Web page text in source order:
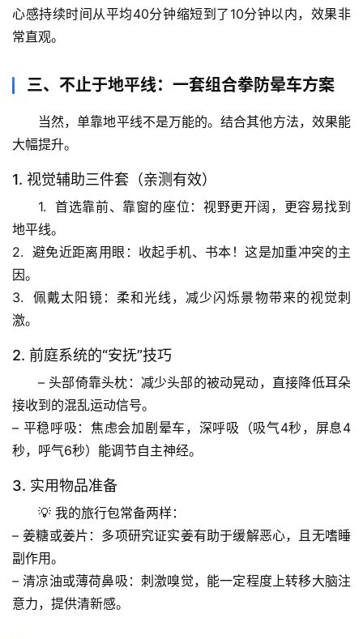
物
奥
历
史
宇
宙
天
文
生
科
科
技
心
理
驿
心感持续时间从平均40分钟缩短到了10分钟以内，效果非
常直观。
三、不止于地平线：一套组合拳防晕车方案
当然，单靠地平线不是万能的。结合其他方法，效果能
大幅提升。
1. 视觉辅助三件套（亲测有效）
1. 首选靠前、靠窗的座位 ：视野更开阔，更容易找到
地平线。
2. 避免近距离用眼 ：收起手机、书本！这是加重冲突的主
因。
3. 佩戴太阳镜 ：柔和光线，减少闪烁景物带来的视觉刺
激。
2. 前庭系统的“安抚”技巧
– 头部倚靠头枕 ：减少头部的被动晃动，直接降低耳朵
接收到的混乱运动信号。
– 平稳呼吸 ：焦虑会加剧晕车，深呼吸（吸气4秒，屏息4
秒，呼气6秒）能调节自主神经。
3. 实用物品准备
💡 我的旅行包常备两样：
– 姜糖或姜片 ：多项研究证实姜有助于缓解恶心，且无嗜睡
副作用。
– 清凉油或薄荷鼻吸 ：刺激嗅觉，能一定程度上转移大脑注
意力，提供清新感。